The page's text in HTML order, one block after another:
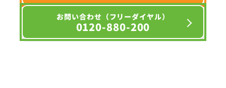
お問い合わせ（フリーダイヤル）
0120-880-200